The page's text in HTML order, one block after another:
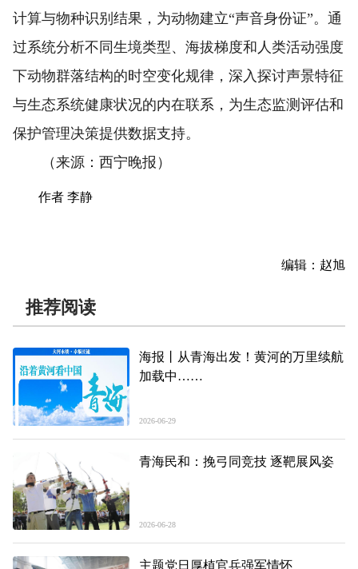
计算与物种识别结果，为动物建立“声音身份证”。通
过系统分析不同生境类型、海拔梯度和人类活动强度
下动物群落结构的时空变化规律，深入探讨声景特征
与生态系统健康状况的内在联系，为生态监测评估和
保护管理决策提供数据支持。
（来源：西宁晚报）
作者 李静
编辑：赵旭
推荐阅读
海报丨从青海出发！黄河的万里续航
加载中……
2026-06-29
青海民和：挽弓同竞技 逐靶展风姿
2026-06-28
主题党日厚植官兵强军情怀